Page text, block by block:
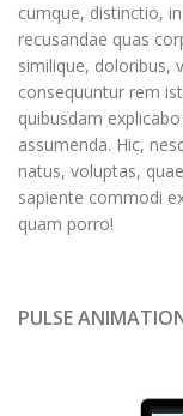
cumque, distinctio,
recusandae quas
similique, doloribus,
consequuntur rem
quibusdam
assumenda. Hic,
natus, voluptas,
sapiente commodi
quam porro!
PULSE